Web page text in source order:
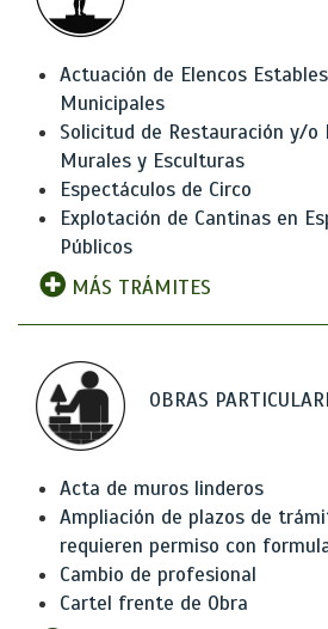
Actuación de Elencos
Municipales
Solicitud de Restauración y/o
Murales y Esculturas
Espectáculos de Circo
Explotación de Cantinas en
Públicos
MÁS TRÁMITES
OBRAS
Acta de muros linderos
Ampliación de plazos de
requieren permiso con
Cambio de profesional
Cartel frente de Obra